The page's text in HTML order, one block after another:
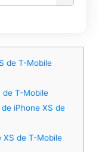
de T-Mobile
de T-Mobile
iPhone XS de
XS de T-Mobile